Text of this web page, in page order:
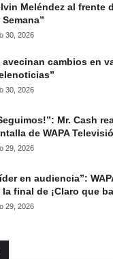
Meléndez al frente
Semana”
30, 2026
avecinan cambios en
30, 2026
Mr. Cash
de WAPA
29, 2026
en audiencia”:
la final de ¡Claro que
29, 2026